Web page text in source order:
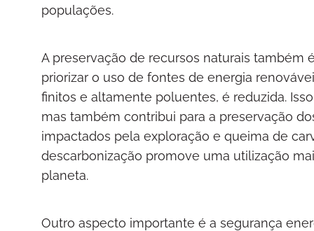
populações.
A preservação de recursos naturais também
priorizar o uso de fontes de energia
finitos e altamente poluentes, é reduzida.
mas também contribui para a preservação
impactados pela exploração e queima de
descarbonização promove uma utilização
planeta.
Outro aspecto importante é a segurança